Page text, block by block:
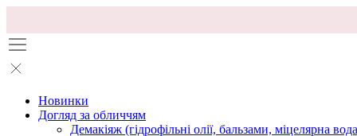
Новинки
Догляд за обличчям
Демакіяж (гідрофільні олії, бальзами, міцелярна